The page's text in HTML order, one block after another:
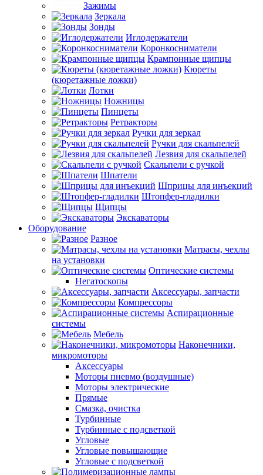
Зажимы
Зеркала
Зонды
Иглодержатели
Коронкосниматели
Крампонные щипцы
Кюреты
(кюретажные ложки)
Лотки
Ножницы
Пинцеты
Ретракторы
Ручки для зеркал
Ручки для скальпелей
Лезвия для скальпелей
Скальпели с ручкой
Шпатели
Шприцы для инъекций
Штопфер-гладилки
Щипцы
Экскаваторы
Оборудование
Разное
Матрасы, чехлы
на установки
Оптические системы
Негатоскопы
Аксессуары, запчасти
Компрессоры
Аспирационные
системы
Мебель
Наконечники,
микромоторы
Аксессуары
Моторы пневмо (воздушные)
Моторы электрические
Прямые
Смазка, очистка
Турбинные
Турбинные с подсветкой
Угловые
Угловые повышающие
Угловые с подсветкой